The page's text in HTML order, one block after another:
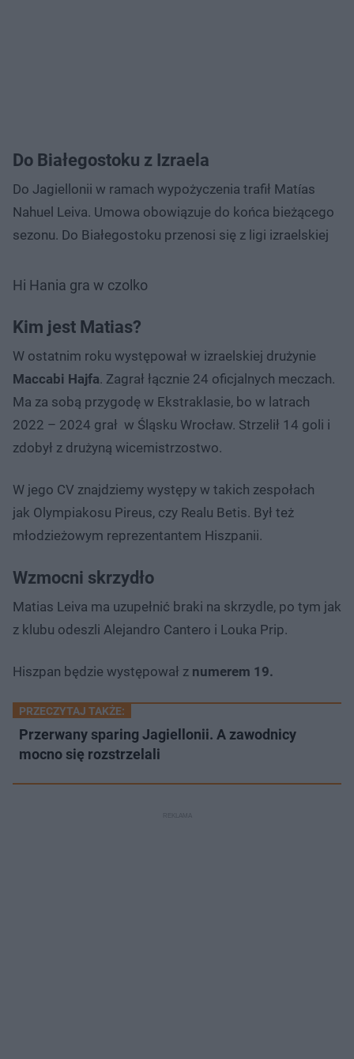
Do Białegostoku z Izraela
Do Jagiellonii w ramach wypożyczenia trafił Matías
Nahuel Leiva. Umowa obowiązuje do końca bieżącego
sezonu. Do Białegostoku przenosi się z ligi izraelskiej
Hi Hania gra w czolko
Kim jest Matias?
W ostatnim roku występował w izraelskiej drużynie
Maccabi Hajfa. Zagrał łącznie 24 oficjalnych meczach.
Ma za sobą przygodę w Ekstraklasie, bo w latrach
2022 – 2024 grał w Śląsku Wrocław. Strzelił 14 goli i
zdobył z drużyną wicemistrzostwo.
W jego CV znajdziemy występy w takich zespołach
jak Olympiakosu Pireus, czy Realu Betis. Był też
młodzieżowym reprezentantem Hiszpanii.
Wzmocni skrzydło
Matias Leiva ma uzupełnić braki na skrzydle, po tym jak
z klubu odeszli Alejandro Cantero i Louka Prip.
Hiszpan będzie występował z numerem 19.
PRZECZYTAJ TAKŻE:
Przerwany sparing Jagiellonii. A zawodnicy
mocno się rozstrzelali